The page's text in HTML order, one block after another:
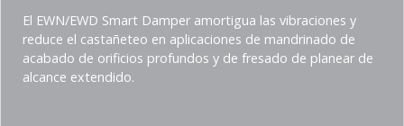
title
Teaser
description
(Imperial)
El EWN/EWD Smart Damper amortigua las vibraciones y
reduce el castañeteo en aplicaciones de mandrinado de
acabado de orificios profundos y de fresado de planear de
alcance extendido.